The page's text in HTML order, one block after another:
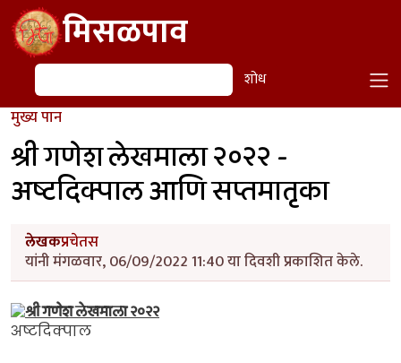
Skip to main contentमिसळपाव
शोध शोध
मुख्य पान
श्री गणेश लेखमाला २०२२ -
अष्टदिक्पाल आणि सप्तमातृका
लेखकप्रचेतस
यांनी मंगळवार, 06/09/2022 11:40 या दिवशी प्रकाशित केले.
अष्टदिक्पाल